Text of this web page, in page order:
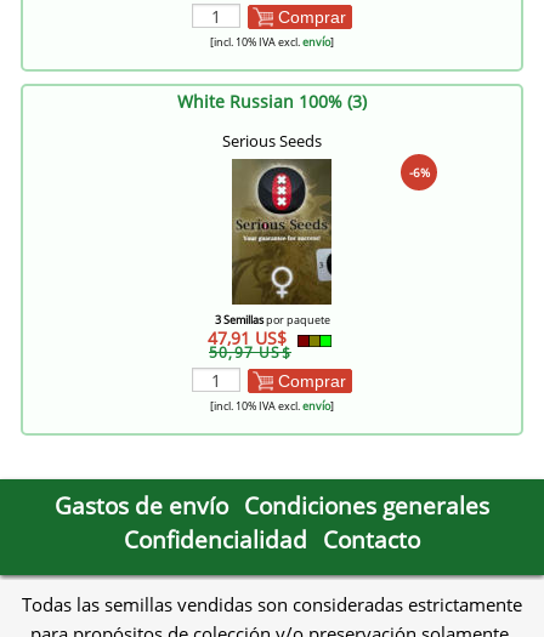
Comprar
[incl. 10% IVA excl.envío]
White Russian 100% (3)
Serious Seeds
-6%
3 Semillaspor paquete
47,91 US$
50,97 US$
Comprar
[incl. 10% IVA excl.envío]
Gastos de envío Condiciones generales
Confidencialidad Contacto
Todas las semillas vendidas son consideradas estrictamente